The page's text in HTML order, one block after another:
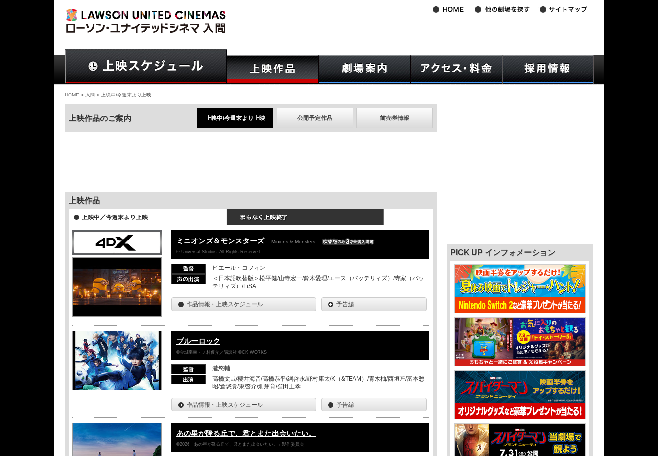
HOME > 入間 > 上映中/今週末より上映
上映作品のご案内 上映中/今週末より上映 公開予定作品 前売券情報
上映作品
ミニオンズ＆モンスターズ Minions & Monsters
© Universal Studios. All Rights Reserved.
ピエール・コフィン
＜日本語吹替版＞松平健/山寺宏一/鈴木愛理/エース（バッテリィズ）/寺家（バッ
テリィズ）/LiSA
作品情報・上映スケジュール 予告編
ブルーロック
©金城宗幸・ノ村優介／講談社 ©CK WORKS
瀧悠輔
高橋文哉/櫻井海音/高橋恭平/綱啓永/野村康太/K（&TEAM）/青木柚/西垣匠/富本惣
昭/倉悠貴/東啓介/畑芽育/窪田正孝
作品情報・上映スケジュール 予告編
あの星が降る丘で、君とまた出会いたい。
©2026「あの星が降る丘で、君とまた出会いたい。」製作委員会
PICK UP インフォメーション